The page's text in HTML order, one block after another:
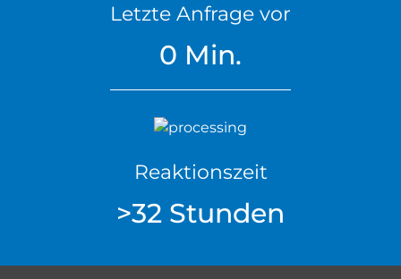
Letzte Anfrage vor
0 Min.
Reaktionszeit
>32 Stunden